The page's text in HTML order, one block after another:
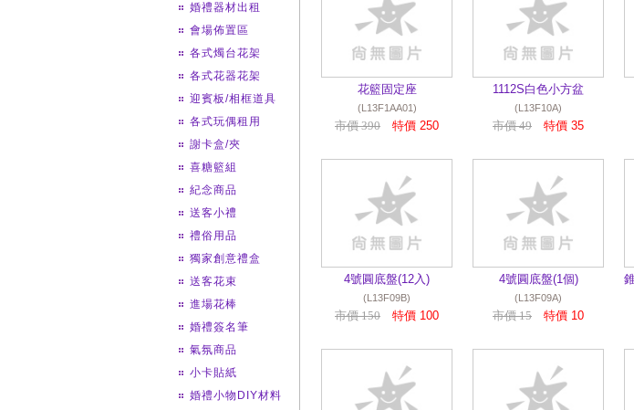
婚禮器材出租
會場佈置區
各式燭台花架
各式花器花架
迎賓板/相框道具
各式玩偶租用
謝卡盒/夾
喜糖籃組
紀念商品
送客小禮
禮俗用品
獨家創意禮盒
送客花束
進場花棒
婚禮簽名筆
氣氛商品
小卡貼紙
婚禮小物DIY材料
花籃固定座
(L13F1AA01)
市價 390 特價 250
1112S白色小方盆
(L13F10A)
市價 49 特價 35
4號圓底盤(12入)
(L13F09B)
市價 150 特價 100
4號圓底盤(1個)
(L13F09A)
市價 15 特價 10